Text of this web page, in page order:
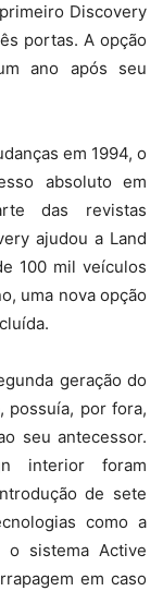
Discovery
portas. A opção
ano após seu
em 1994, o
absoluto em
das revistas
ajudou a Land
100 mil veículos
uma nova opção
geração do
possuía, por fora,
seu antecessor.
interior foram
de sete
como a
o sistema Active
em caso